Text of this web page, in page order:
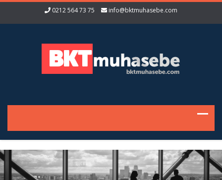
0212 564 73 75 info@bktmuhasebe.com